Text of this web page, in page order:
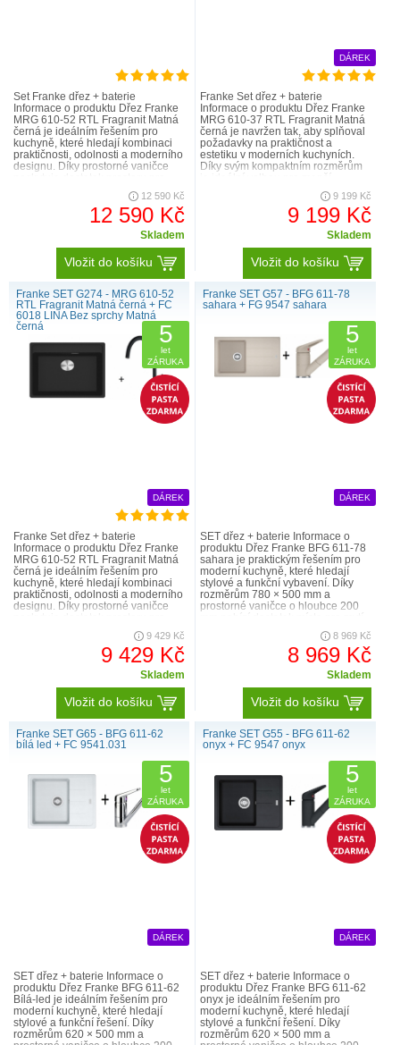
Set Franke dřez + baterie
Informace o produktu Dřez Franke
MRG 610-52 RTL Fragranit Matná
černá je ideálním řešením pro
kuchyně, které hledají kombinaci
praktičnosti, odolnosti a moderního
designu. Díky prostorné vaničce
12 590 Kč
12 590 Kč
Skladem
Vložit do košíku
DÁREK
Franke Set dřez + baterie
Informace o produktu Dřez Franke
MRG 610-37 RTL Fragranit Matná
černá je navržen tak, aby splňoval
požadavky na praktičnost a
estetiku v moderních kuchyních.
Díky svým kompaktním rozměrům
kuchyně, přičemž poskytuje dosta..
9 199 Kč
9 199 Kč
Skladem
Vložit do košíku
Franke SET G274 - MRG 610-52
RTL Fragranit Matná černá + FC
6018 LINA Bez sprchy Matná
černá
5
let
ZÁRUKA
DÁREK
Franke Set dřez + baterie
Informace o produktu Dřez Franke
MRG 610-52 RTL Fragranit Matná
černá je ideálním řešením pro
kuchyně, které hledají kombinaci
praktičnosti, odolnosti a moderního
designu. Díky prostorné vaničce
9 429 Kč
9 429 Kč
Skladem
Vložit do košíku
Franke SET G57 - BFG 611-78
sahara + FG 9547 sahara
5
let
ZÁRUKA
DÁREK
SET dřez + baterie Informace o
produktu Dřez Franke BFG 611-78
sahara je praktickým řešením pro
moderní kuchyně, které hledají
stylové a funkční vybavení. Díky
rozměrům 780 × 500 mm a
prostorné vaničce o hloubce 200
8 969 Kč
8 969 Kč
Skladem
Vložit do košíku
Franke SET G65 - BFG 611-62
bílá led + FC 9541.031
5
let
ZÁRUKA
DÁREK
SET dřez + baterie Informace o
produktu Dřez Franke BFG 611-62
Bílá-led je ideálním řešením pro
moderní kuchyně, které hledají
stylové a funkční řešení. Díky
rozměrům 620 × 500 mm a
Franke SET G55 - BFG 611-62
onyx + FC 9547 onyx
5
let
ZÁRUKA
DÁREK
SET dřez + baterie Informace o
produktu Dřez Franke BFG 611-62
onyx je ideálním řešením pro
moderní kuchyně, které hledají
stylové a funkční řešení. Díky
rozměrům 620 × 500 mm a